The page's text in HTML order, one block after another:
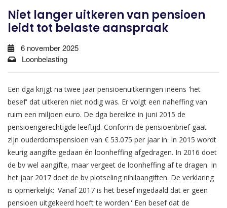
Niet langer uitkeren van pensioen
leidt tot belaste aanspraak
6 november 2025
Loonbelasting
Een dga krijgt na twee jaar pensioenuitkeringen ineens 'het
besef' dat uitkeren niet nodig was. Er volgt een naheffing van
ruim een miljoen euro. De dga bereikte in juni 2015 de
pensioengerechtigde leeftijd. Conform de pensioenbrief gaat
zijn ouderdomspensioen van € 53.075 per jaar in. In 2015 wordt
keurig aangifte gedaan én loonheffing afgedragen. In 2016 doet
de bv wel aangifte, maar vergeet de loonheffing af te dragen. In
het jaar 2017 doet de bv plotseling nihilaangiften. De verklaring
is opmerkelijk: 'Vanaf 2017 is het besef ingedaald dat er geen
pensioen uitgekeerd hoeft te worden.' Een besef dat de